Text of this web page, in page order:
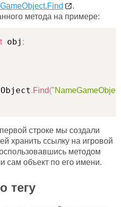
GameObject.Find
.
метода на примере:
obj ;
.Find(
строке мы создали
хранить ссылку на игровой
методом
сам объект по его имени.
тегу